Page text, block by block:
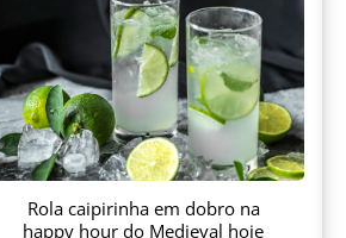
Rola caipirinha em dobro na
happy hour do Medieval hoje